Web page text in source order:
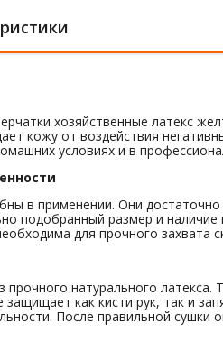
хозяйственные латекс
кожу от воздействия
условиях и в
в применении. Они
подобранный размер и
для прочного захвата
прочного натурального
защищает как кисти рук, так и
После правильной